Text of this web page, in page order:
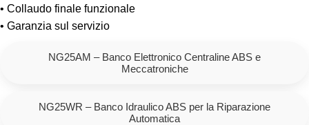
• Collaudo finale funzionale
• Garanzia sul servizio
NG25AM – Banco Elettronico Centraline ABS e
Meccatroniche
NG25WR – Banco Idraulico ABS per la Riparazione
Automatica